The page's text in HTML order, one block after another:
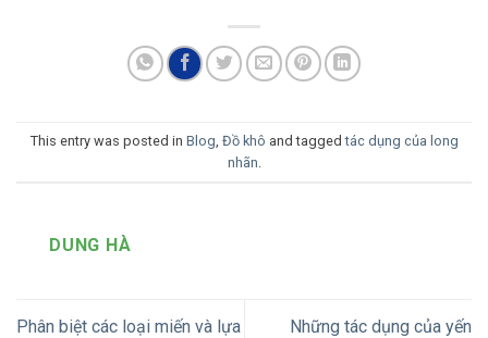
This entry was posted in Blog Đồ khô and taggedtác dụng của long
nhãn
DUNG HÀ
Phân biệt các loại miến và lựa
Những tác dụng của yến